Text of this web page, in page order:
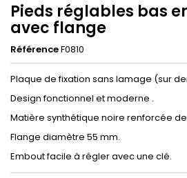
Pieds réglables bas
avec flange
RéférenceF0810
Plaque de fixation sans lamage (sur
Design fonctionnel et moderne .
Matière synthétique noire renforcée
Flange diamètre 55 mm.
Embout facile à régler avec une clé.